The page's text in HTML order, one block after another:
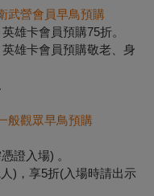
武營會員早鳥預購
雄卡會員預購75折。
雄卡會員預購敬老、身
。
般觀眾早鳥預購
證入場) 。
)，享5折(入場時請出示